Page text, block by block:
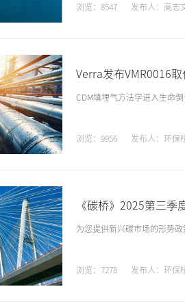
浏览：8547 发布人：高志
Verra发布VMR0016
CDM填埋气方法学进入生命倒
浏览：9956 发布人：环保
《碳桥》2025第三季
为您提供新兴碳市场的形势政
浏览：7278 发布人：环保